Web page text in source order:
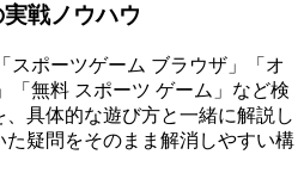
戦ノウハウ
スポーツゲーム ブラウザ」「オ
「無料 スポーツ ゲーム」など検
具体的な遊び方と一緒に解説し
疑問をそのまま解消しやすい構